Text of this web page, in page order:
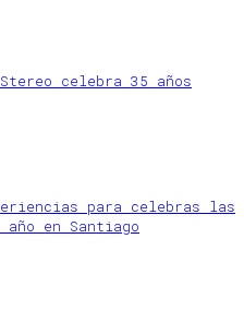
celebra 35 años
para celebras las
en Santiago